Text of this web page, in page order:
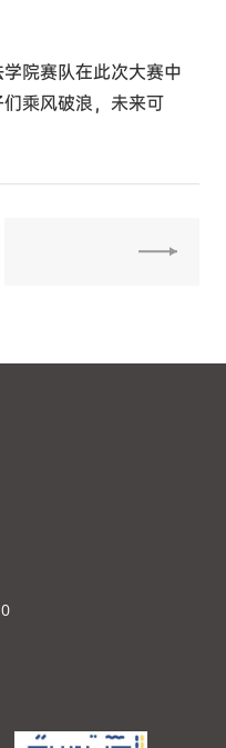
院赛队在此次大赛中
乘风破浪，未来可